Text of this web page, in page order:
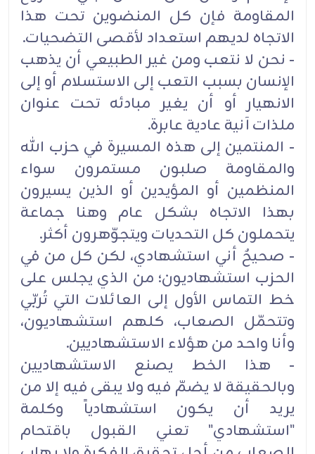
المقاومة فإن كل المنضوين تحت هذا
الاتجاه لديهم استعداد لأقصى التضحيات.
- نحن لا نتعب ومن غير الطبيعي أن يذهب
الإنسان بسبب التعب إلى الاستسلام أو إلى
الانهيار أو أن يغير مبادئه تحت عنوان
ملذات آنية عادية عابرة.
- المنتمين إلى هذه المسيرة في حزب الله
والمقاومة صلبون مستمرون سواء
المنظمين أو المؤيدين أو الذين يسيرون
بهذا الاتجاه بشكل عام وهنا جماعة
يتحملون كل التحديات ويتجوّهرون أكثر.
- صحيحٌ أني استشهادي، لكن كل من في
الحزب استشهاديون؛ من الذي يجلس على
خط التماس الأول إلى العائلات التي تُربّي
وتتحمّل الصعاب، كلهم استشهاديون،
وأنا واحد من هؤلاء الاستشهاديين.
- هذا الخط يصنع الاستشهاديين
وبالحقيقة لا يضمّ فيه ولا يبقى فيه إلا من
يريد أن يكون استشهادياً وكلمة
"استشهادي" تعني القبول باقتحام